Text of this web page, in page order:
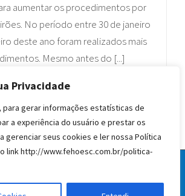
Privacidade
para gerar informações estatísticas de
a experiência do usuário e prestar os
gerenciar seus cookies e ler nossa Política
link http://www.fehoesc.com.br/politica-
aumentar os procedimentos por
No período entre 30 de janeiro
deste ano foram realizados mais
Mesmo antes do [...]
direitos reservados FEHOESC 2020